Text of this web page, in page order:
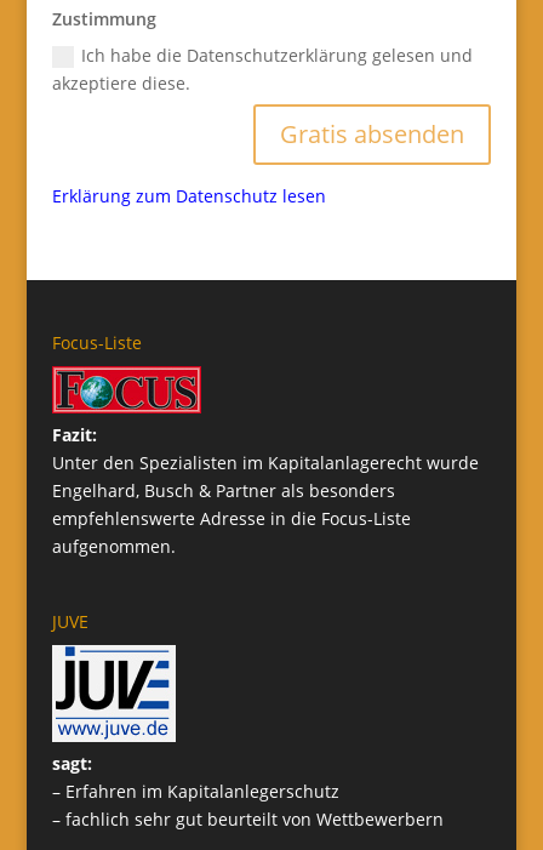
Zustimmung
Ich habe die Datenschutzerklärung gelesen und
akzeptiere diese.
Gratis absenden
Erklärung zum Datenschutz lesen
Focus-Liste
Fazit:
Unter den Spezialisten im Kapitalanlagerecht wurde
Engelhard, Busch & Partner als besonders
empfehlenswerte Adresse in die Focus-Liste
aufgenommen.
JUVE
sagt:
– Erfahren im Kapitalanlegerschutz
– fachlich sehr gut beurteilt von Wettbewerbern